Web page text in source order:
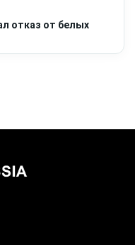
отказ от белых